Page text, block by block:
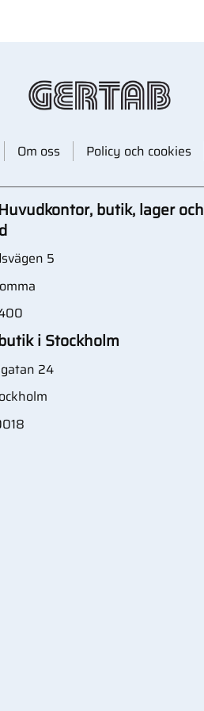
Om oss Policy och cookies
butik, lager och
5
i Stockholm
24